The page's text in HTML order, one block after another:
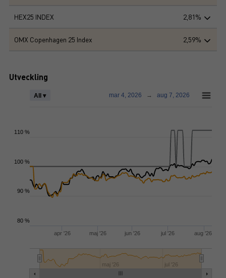
HEX25 INDEX 2,81%
OMX Copenhagen 25 Index 2,59%
Utveckling
apr '26 maj '26 jun '26 jul '26 aug '26
maj '26 jul '26
All ▾ mar 4, 2026 → aug 7, 2026
80 %
90 %
100 %
110 %